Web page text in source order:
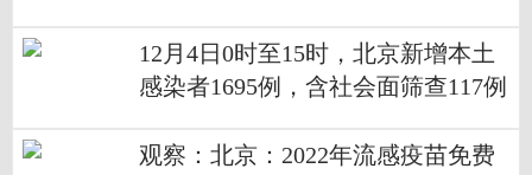
12月4日0时至15时，北京新增本土
感染者1695例，含社会面筛查117例
观察：北京：2022年流感疫苗免费